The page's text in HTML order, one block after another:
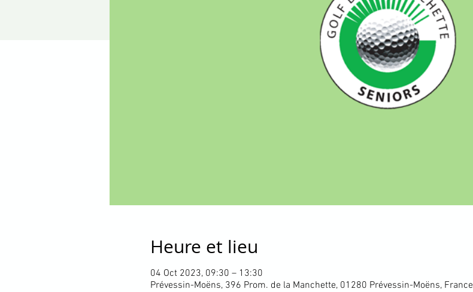
Heure et lieu
04 Oct 2023, 09:30 – 13:30
Prévessin-Moëns, 396 Prom. de la Manchette, 01280 Prévessin-Moëns, France